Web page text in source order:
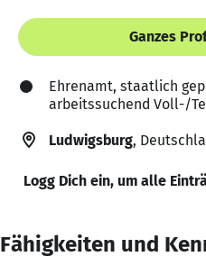
Ganzes
Ehrenamt, staatlich
arbeitssuchend Voll-/
Ludwigsburg,
Logg Dich ein, um alle
Fähigkeiten und